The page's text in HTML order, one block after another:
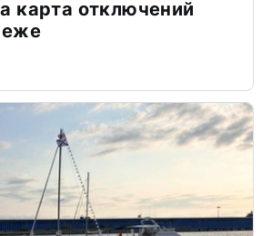
карта отключений